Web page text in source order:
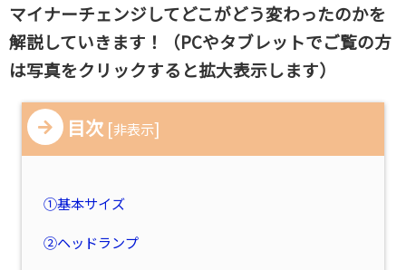
マイナーチェンジしてどこがどう変わったのかを
解説していきます！（PCやタブレットでご覧の方
は写真をクリックすると拡大表示します）
目次 [非表示]
①基本サイズ
②ヘッドランプ